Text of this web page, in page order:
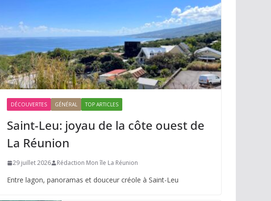
DÉCOUVERTES GÉNÉRAL TOP ARTICLES
Saint-Leu: joyau de la côte ouest de
La Réunion
29 juillet 2026 Rédaction Mon île La Réunion
Entre lagon, panoramas et douceur créole à Saint-Leu